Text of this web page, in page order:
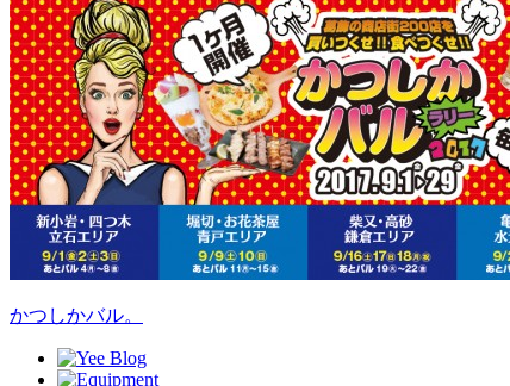
かつしかバル。